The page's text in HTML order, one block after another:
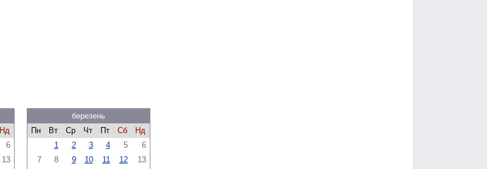
Нд
6
13
березень
Пн
Вт Ср Чт Пт Сб
Нд
1
2 3 4 5
6
7
8 9 10 11 12
13